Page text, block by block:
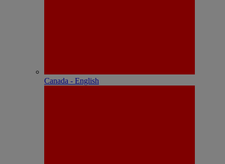
Canada - English